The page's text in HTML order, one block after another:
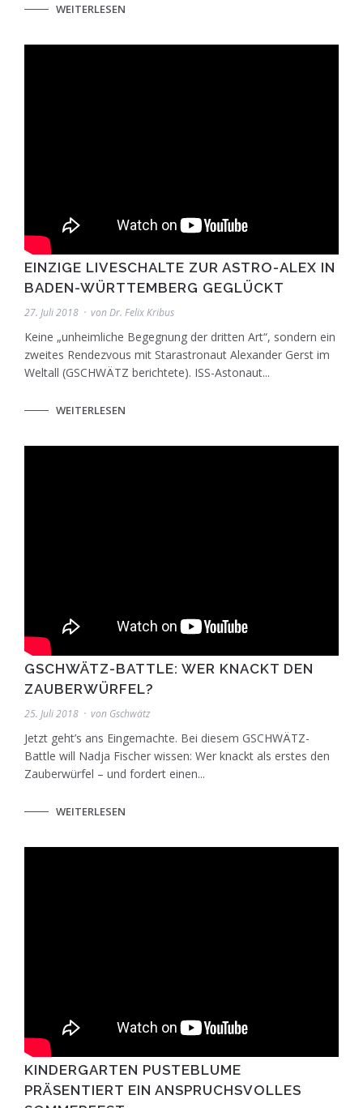
WEITERLESEN
EINZIGE LIVESCHALTE ZUR ASTRO-ALEX IN
BADEN-WÜRTTEMBERG GEGLÜCKT
27. Juli 2018 von Dr. Felix Kribus
Keine „unheimliche Begegnung der dritten Art“, sondern ein
zweites Rendezvous mit Starastronaut Alexander Gerst im
Weltall (GSCHWÄTZ berichtete). ISS-Astonaut...
WEITERLESEN
GSCHWÄTZ-BATTLE: WER KNACKT DEN
ZAUBERWÜRFEL?
25. Juli 2018 von Gschwätz
Jetzt geht’s ans Eingemachte. Bei diesem GSCHWÄTZ-
Battle will Nadja Fischer wissen: Wer knackt als erstes den
Zauberwürfel – und fordert einen...
WEITERLESEN
KINDERGARTEN PUSTEBLUME
PRÄSENTIERT EIN ANSPRUCHSVOLLES